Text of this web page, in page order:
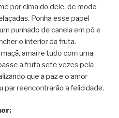
por cima do dele, de modo
Ponha esse papel
punhado de canela em pó e
o interior da fruta.
amarre tudo com uma
a fruta sete vezes pela
que a paz e o amor
par reencontrarão a felicidade.